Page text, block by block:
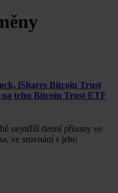
iShares Bitcoin Trust
trhu Bitcoin Trust ETF
nejnižší denní přísuny ve
ve srovnání s jeho